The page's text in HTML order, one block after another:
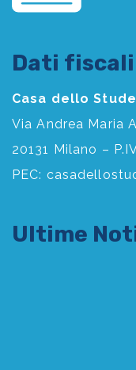
Dati fiscali
Casa dello
Via Andrea Maria
20131 Milano –
PEC:
Ultime